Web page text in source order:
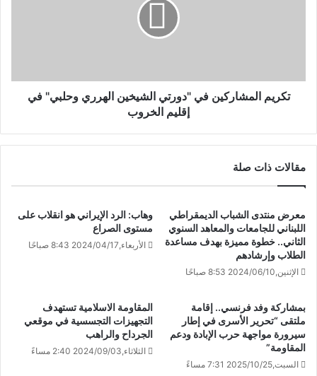
تكريم المشاركين في "دورتي الشيخين الهرري وحلبي" في
إقليم الخروب
مقالات ذات صلة
معرض منتدى الشباب الديمقراطي
اللبناني للجامعات والمعاهد السنوي
الثاني.. خطوة مميزة بهدف مساعدة
الطلاب وإرشادهم
الإثنين,2024/06/10 8:53 صباحًا
وهاب: الرد الإيراني هو انقلاب على
مستوى الصراع
الأربعاء,2024/04/17 8:43 صباحًا
بمشاركة وفد فرنسي.. إقامة
ملتقى “تحرير الأسرى في إطار
سيرورة مواجهة حرب الإبادة ودعم
المقاومة”
السبت,2025/10/25 7:31 مساءً
المقاومة الاسلامية تستهدف
التجهيزات ‏التجسسية في موقعي
الجرداح والراهب
الثلاثاء,2024/09/03 2:40 مساءً